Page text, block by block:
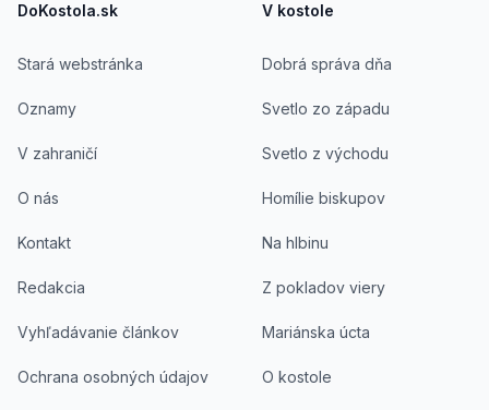
DoKostola.sk
Stará webstránka
Oznamy
V zahraničí
O nás
Kontakt
Redakcia
Vyhľadávanie článkov
Ochrana osobných údajov
V kostole
Dobrá správa dňa
Svetlo zo západu
Svetlo z východu
Homílie biskupov
Na hlbinu
Z pokladov viery
Mariánska úcta
O kostole